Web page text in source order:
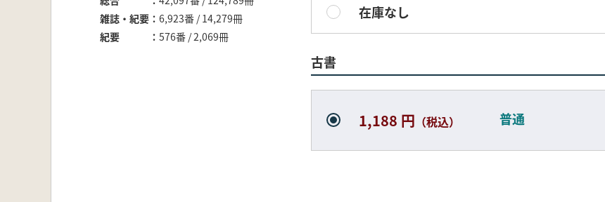
雑誌・紀要
6,923番 / 14,279冊
紀要
576番 / 2,069冊
在庫なし
古書
1,188 円 （税込） 普通